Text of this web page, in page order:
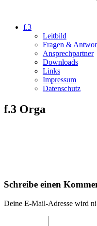
f.3
Leitbild
Fragen &
Ansprechpartner
Downloads
Links
Impressum
Datenschutz
f.3 Orga
Schreibe einen
Deine E-Mail-Adresse wird